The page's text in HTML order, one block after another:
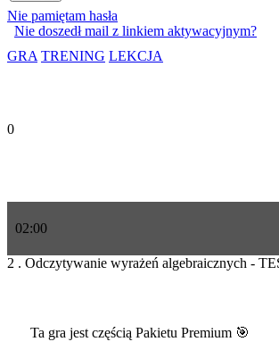
Nie pamiętam hasła
Nie doszedł mail z linkiem aktywacyjnym?
GRA TRENING LEKCJA
0
02:00
2 . Odczytywanie wyrażeń algebraicznych -
Ta gra jest częścią Pakietu Premium 🎯